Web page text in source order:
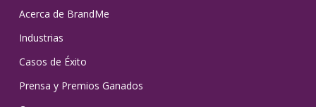
Acerca de BrandMe
Industrias
Casos de Éxito
Prensa y Premios Ganados